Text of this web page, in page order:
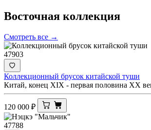
Восточная коллекция
Смотреть все →
47903
Коллекционный брусок китайской туши
Китай, конец XIX - первая половина XX
120 000 ₽
47788